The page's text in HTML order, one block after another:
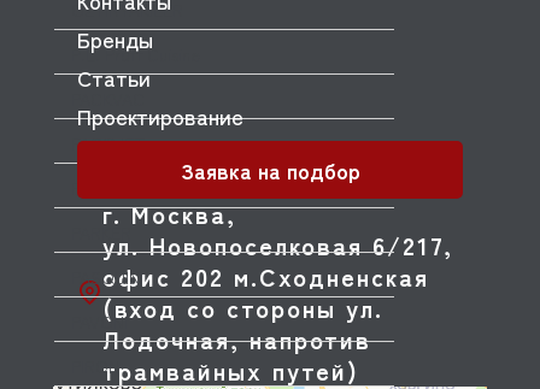
OZTIRYAKILER
P.L. Proff Cuisine
PACOJET
PANERO
PASQUINI
PAVONI
PIRON
г. Москва,
ул. Новопоселковая 6/217,
офис 202 м.Сходненская
(вход со стороны ул.
Лодочная, напротив
трамвайных путей)
Бренды
Статьи
Проектирование
Заявка на подбор